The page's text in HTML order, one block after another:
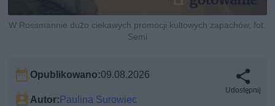
W Rossmannie dużo ciekawych promocji kultowych zapachów, fot.
Semi
Opublikowano:09.08.2026
Autor:Paulina Surowiec
Udostępnij